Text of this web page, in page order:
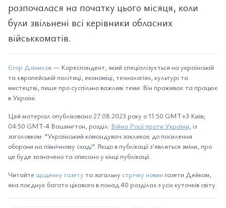
розпочалася на початку цього місяця, коли
були звільнені всі керівники обласних
військкоматів.
Єгор Данилов— Кореспондент, який спеціалізується на українській
та європейській політиці, економіці, технологіях, культурі та
мистецтві, пише про суспільно важливі теми. Він проживає та працює
в Україні.
Цей матеріал опубліковано 27.08.2023 року о 11:50 GMT+3 Київ;
04:50 GMT-4 Вашингтон, розділ: Війна Росії проти України, із
заголовком: "Український командувач закликає до посилення
оборони на північному сході". Якщо в публікації з'являться зміни, про
це буде зазначено та описано у кінці публікації.
Читайте щоденну газету та загальну стрічку новин газети Дейком,
яка поєднує багато цікавого в понад 40 розділах з усіх куточків світу.